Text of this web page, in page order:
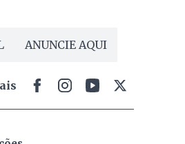
ANUNCIE AQUI